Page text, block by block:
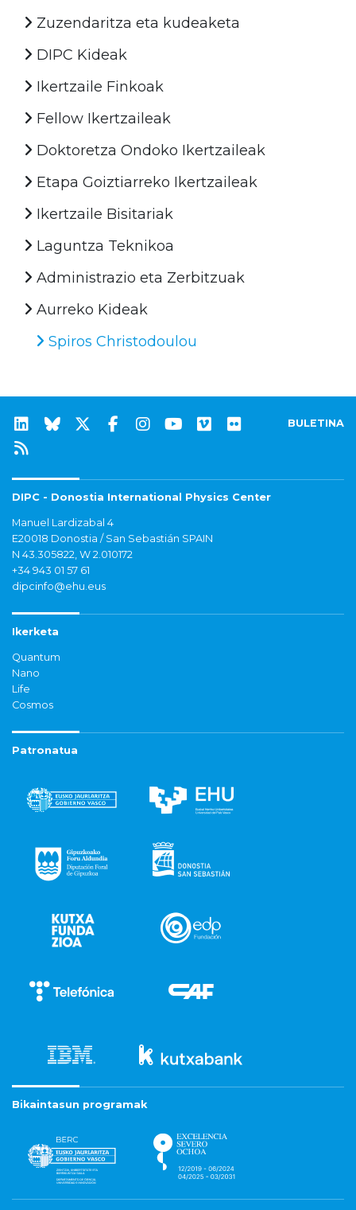
Zuzendaritza eta kudeaketa
DIPC Kideak
Ikertzaile Finkoak
Fellow Ikertzaileak
Doktoretza Ondoko Ikertzaileak
Etapa Goiztiarreko Ikertzaileak
Ikertzaile Bisitariak
Laguntza Teknikoa
Administrazio eta Zerbitzuak
Aurreko Kideak
Spiros Christodoulou
BULETINA
DIPC - Donostia International Physics Center
Manuel Lardizabal 4
E20018 Donostia / San Sebastián SPAIN
N 43.305822, W 2.010172
+34 943 01 57 61
dipcinfo@ehu.eus
Ikerketa
Quantum
Nano
Life
Cosmos
Patronatua
Bikaintasun programak